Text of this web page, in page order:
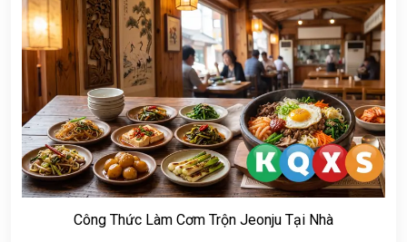
Công Thức Làm Cơm Trộn Jeonju Tại Nhà